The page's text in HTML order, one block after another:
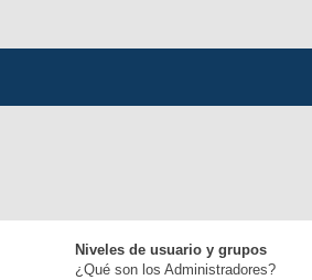
Niveles de usuario y grupos
¿Qué son los Administradores?